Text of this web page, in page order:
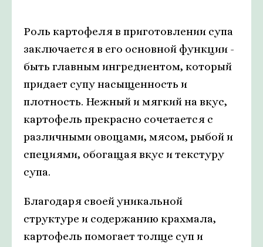
Роль картофеля в приготовлении супа
заключается в его основной функции -
быть главным ингредиентом, который
придает супу насыщенность и
плотность. Нежный и мягкий на вкус,
картофель прекрасно сочетается с
различными овощами, мясом, рыбой и
специями, обогащая вкус и текстуру
супа.
Благодаря своей уникальной
структуре и содержанию крахмала,
картофель помогает толще суп и